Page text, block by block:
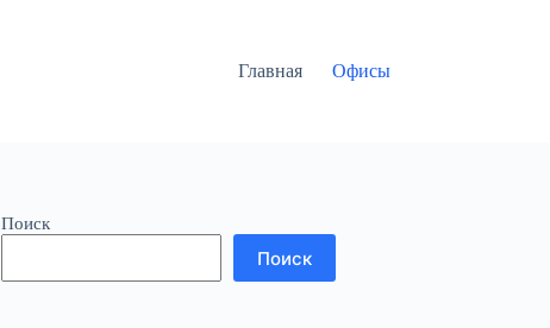
Главная Офисы
Поиск
Поиск